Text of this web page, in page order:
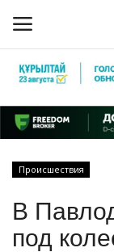
Главная
Происшествия
В
под